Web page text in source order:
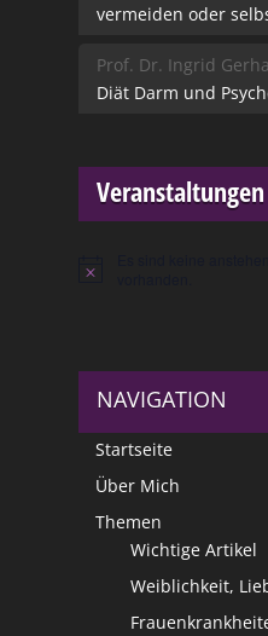
vermeiden oder
Prof. Dr. Ingrid
Diät Darm und
Veranstaltungen
Hinweis
NAVIGATION
Startseite
Über Mich
Themen
Wichtige Artikel
Weiblichkeit,